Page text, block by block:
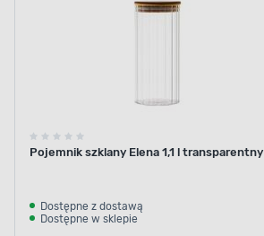
Pojemnik szklany Elena 1,1 l transparentny
Dostępne z dostawą
Dostępne w sklepie